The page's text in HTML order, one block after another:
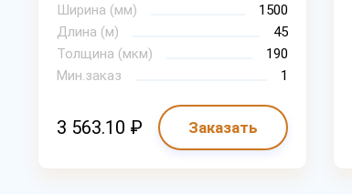
Ширина (мм)
1500
Длина (м)
45
Толщина (мкм)
190
Мин.заказ
1
3 563.10 ₽ Заказать